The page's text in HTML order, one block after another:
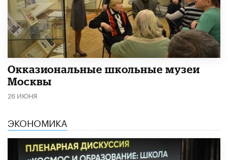
​Окказиональные школьные музеи
Москвы
26 ИЮНЯ
ЭКОНОМИКА